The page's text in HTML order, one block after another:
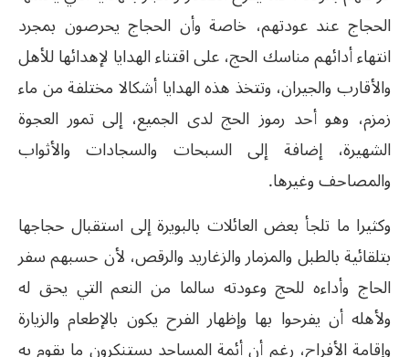
الحجاج عند عودتهم، خاصة وأن الحجاج يحرصون بمجرد
انتهاء أدائهم مناسك الحج، على اقتناء الهدايا لإهدائها للأهل
والأقارب والجيران، وتتخذ هذه الهدايا أشكالا مختلفة من ماء
زمزم، وهو أحد رموز الحج لدى الجميع، إلى تمور العجوة
الشهيرة، إضافة إلى السبحات والسجادات والأثواب
والمصاحف وغيرها.
وكثيرا ما تلجأ بعض العائلات بالبويرة إلى استقبال حجاجها
بتلقائية بالطبل والمزمار والزغاريد والرقص، لأن حسبهم سفر
الحاج وأداءه للحج وعودته سالما من النعم التي يحق له
ولأهله أن يفرحوا بها وإظهار الفرح يكون بالإطعام والزيارة
وإقامة الأفراح، رغم أن أئمة المساجد يستنكرون ما يقوم به